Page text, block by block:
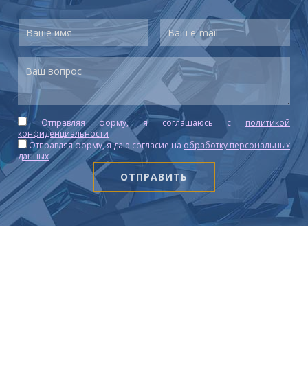
Отправляя форму, я соглашаюсь c политикой
конфиденциальности
Отправляя форму, я даю согласие на обработку персональных
данных